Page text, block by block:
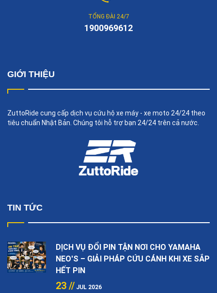
TỔNG ĐÀI 24/7
1900969612
GIỚI THIỆU
ZuttoRide cung cấp dịch vụ cứu hộ xe máy - xe moto 24/24 theo
tiêu chuẩn Nhật Bản. Chúng tôi hỗ trợ bạn 24/24 trên cả nước.
TIN TỨC
DỊCH VỤ ĐỔI PIN TẬN NƠI CHO YAMAHA
NEO'S – GIẢI PHÁP CỨU CÁNH KHI XE SẮP
HẾT PIN
23 // JUL 2026